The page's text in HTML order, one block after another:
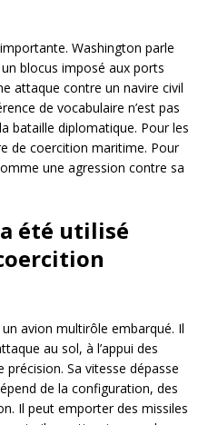
Washington parle
blocus imposé aux ports
attaque contre un navire civil
de vocabulaire n’est pas
bataille diplomatique. Pour les
de coercition maritime. Pour
une agression contre sa
été utilisé
avion multirôle embarqué. Il
au sol, à l’appui des
Sa vitesse dépasse
de la configuration, des
Il peut emporter des missiles